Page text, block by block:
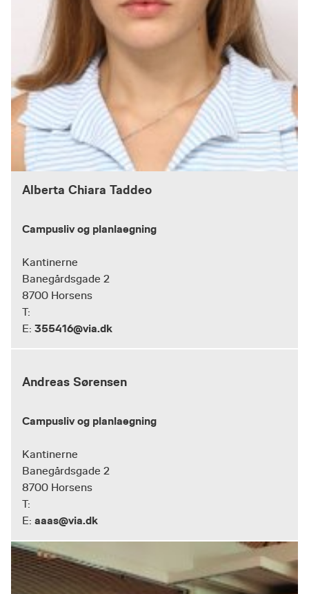
Alberta Chiara Taddeo
Campusliv og planlaegning
Kantinerne
Banegårdsgade 2
8700 Horsens
T:
E: 355416@via.dk
Andreas Sørensen
Campusliv og planlaegning
Kantinerne
Banegårdsgade 2
8700 Horsens
T:
E: aaas@via.dk